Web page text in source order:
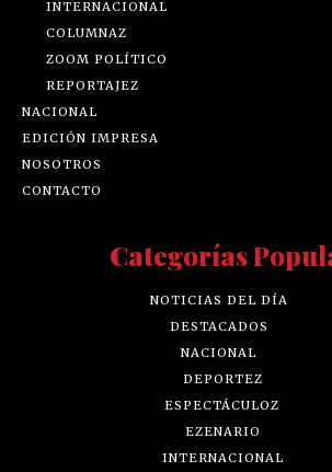
INTERNACIONAL
COLUMNAZ
ZOOM POLÍTICO
REPORTAJEZ
NACIONAL
EDICIÓN IMPRESA
NOSOTROS
CONTACTO
Categorías
NOTICIAS DEL DÍA
DESTACADOS
NACIONAL
DEPORTEZ
ESPECTÁCULOZ
EZENARIO
INTERNACIONAL